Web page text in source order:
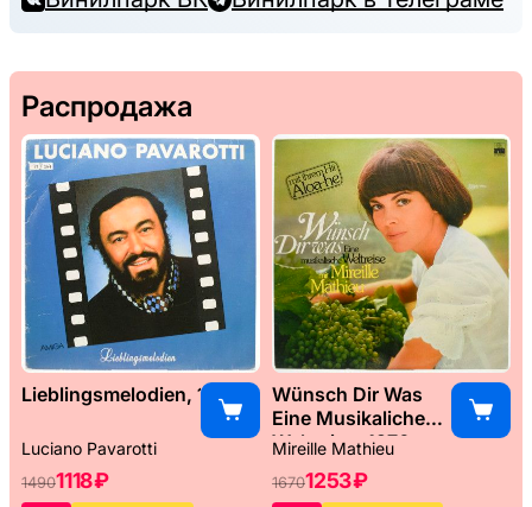
Распродажа
Lieblingsmelodien, 1989
Luciano Pavarotti
14901118 ₽
Wünsch Dir Was
Eine Musikaliche
Weltreise, 1976
Mireille Mathieu
16701253 ₽